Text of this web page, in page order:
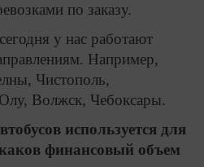
по заказу.
у нас работают
Например,
Чистополь,
Волжск, Чебоксары.
используется для
финансовый объем